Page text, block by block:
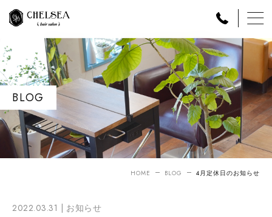
BLOG
HOME BLOG 4月定休日のお知らせ
2022.03.31 | お知らせ